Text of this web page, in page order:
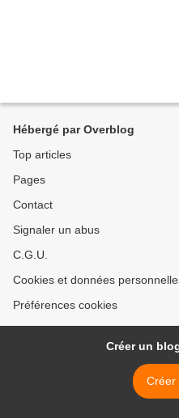
Hébergé par Overblog
Top articles
Pages
Contact
Signaler un abus
C.G.U.
Cookies et données
Préférences cookies
Créer un
Créer